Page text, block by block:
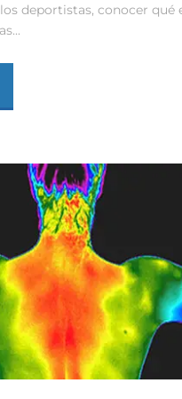
deportistas, conocer qué